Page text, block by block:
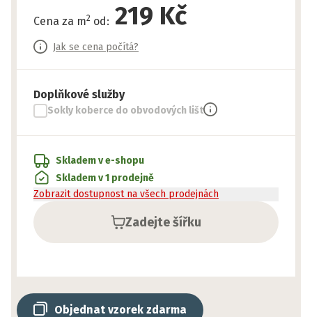
Cena za m2 od: 219 Kč
Jak se cena počítá?
Doplňkové služby
Sokly koberce do obvodových lišt
Zadejte šířku
Skladem v e-shopu
Skladem v 1 prodejně
Zobrazit dostupnost na všech prodejnách
Objednat vzorek zdarma